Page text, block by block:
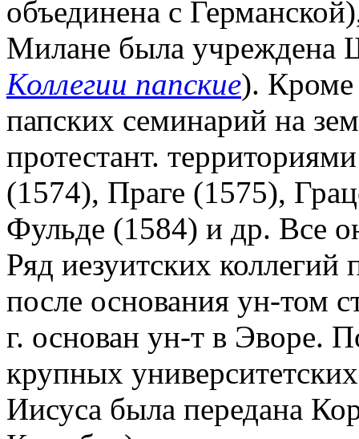
объединена с
Милане была учреждена
Коллегии папские). Кроме
папских семинарий на
протестант.
(1574), Праге (1575),
Фульде (1584) и др. Все
Ряд иезуитских коллегий
после основания ун-том
г. основан ун-т в Эворе.
крупных
Иисуса была передана